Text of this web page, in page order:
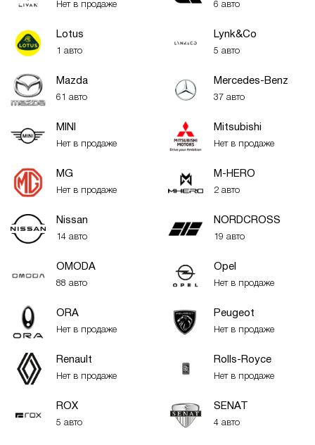
Нет в продаже 6 авто
Lotus
1 авто
Lynk&Co
5 авто
Mazda
61 авто
Mercedes-Benz
37 авто
MINI
Нет в продаже
Mitsubishi
Нет в продаже
MG
Нет в продаже
M-HERO
2 авто
Nissan
14 авто
NORDCROSS
19 авто
OMODA
88 авто
Opel
Нет в продаже
ORA
Нет в продаже
Peugeot
Нет в продаже
Renault
Нет в продаже
Rolls-Royce
Нет в продаже
ROX
5 авто
SENAT
4 авто